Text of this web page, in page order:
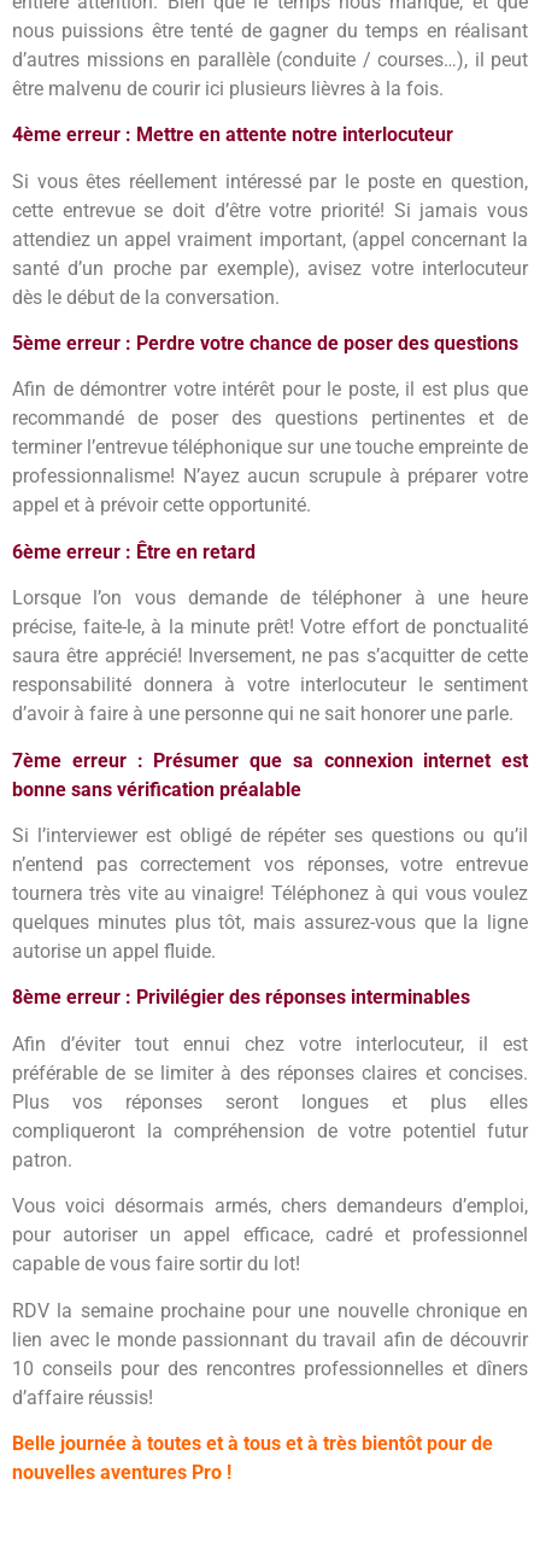
nous puissions être tenté de gagner du temps en réalisant
d’autres missions en parallèle (conduite / courses…), il peut
être malvenu de courir ici plusieurs lièvres à la fois.
4ème erreur : Mettre en attente notre interlocuteur
Si vous êtes réellement intéressé par le poste en question,
cette entrevue se doit d’être votre priorité! Si jamais vous
attendiez un appel vraiment important, (appel concernant la
santé d’un proche par exemple), avisez votre interlocuteur
dès le début de la conversation.
5ème erreur : Perdre votre chance de poser des questions
Afin de démontrer votre intérêt pour le poste, il est plus que
recommandé de poser des questions pertinentes et de
terminer l’entrevue téléphonique sur une touche empreinte de
professionnalisme! N’ayez aucun scrupule à préparer votre
appel et à prévoir cette opportunité.
6ème erreur : Être en retard
Lorsque l’on vous demande de téléphoner à une heure
précise, faite-le, à la minute prêt! Votre effort de ponctualité
saura être apprécié! Inversement, ne pas s’acquitter de cette
responsabilité donnera à votre interlocuteur le sentiment
d’avoir à faire à une personne qui ne sait honorer une parle.
7ème erreur : Présumer que sa connexion internet est
bonne sans vérification préalable
Si l’interviewer est obligé de répéter ses questions ou qu’il
n’entend pas correctement vos réponses, votre entrevue
tournera très vite au vinaigre! Téléphonez à qui vous voulez
quelques minutes plus tôt, mais assurez-vous que la ligne
autorise un appel fluide.
8ème erreur : Privilégier des réponses interminables
Afin d’éviter tout ennui chez votre interlocuteur, il est
préférable de se limiter à des réponses claires et concises.
Plus vos réponses seront longues et plus elles
compliqueront la compréhension de votre potentiel futur
patron.
Vous voici désormais armés, chers demandeurs d’emploi,
pour autoriser un appel efficace, cadré et professionnel
capable de vous faire sortir du lot!
RDV la semaine prochaine pour une nouvelle chronique en
lien avec le monde passionnant du travail afin de découvrir
10 conseils pour des rencontres professionnelles et dîners
d’affaire réussis!
Belle journée à toutes et à tous et à très bientôt pour de
nouvelles aventures Pro !